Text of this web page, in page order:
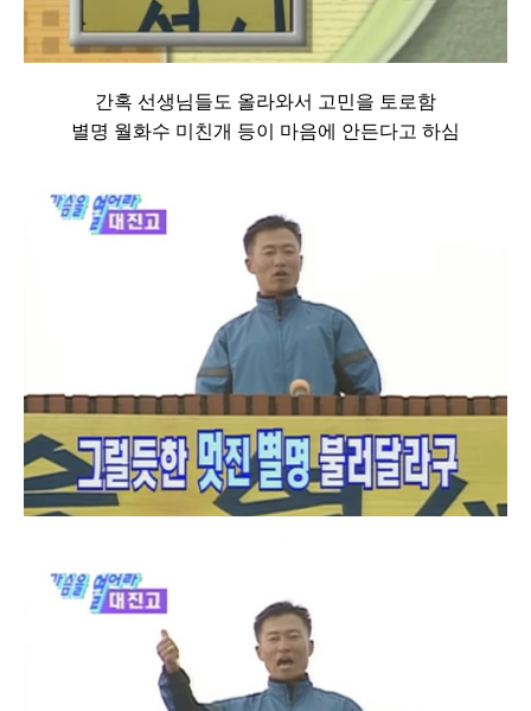
간혹 선생님들도 올라와서 고민을 토로함
별명 월화수 미친개 등이 마음에 안든다고 하심